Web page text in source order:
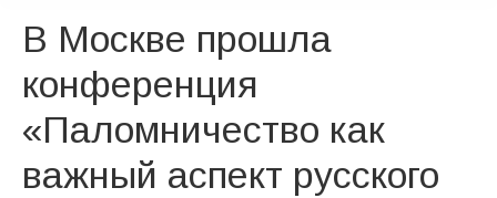
В Москве прошла
конференция
«Паломничество как
важный аспект русского